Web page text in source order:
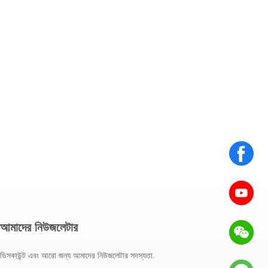
আমাদের নিউজলেটার
ডিসকাউন্ট এবং আরো জন্য আমাদের নিউজলেটার সদস্যতা.